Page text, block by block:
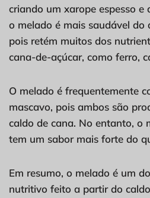
criando um xarope espesso e
o melado é mais saudável do
pois retém muitos dos
cana-de-açúcar, como ferro,
O melado é frequentemente
mascavo, pois ambos são
caldo de cana. No entanto, o
tem um sabor mais forte do
Em resumo, o melado é um
nutritivo feito a partir do